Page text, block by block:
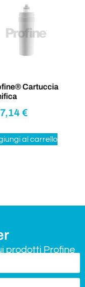
Cartuccia
€
al carrello
prodotti Profine